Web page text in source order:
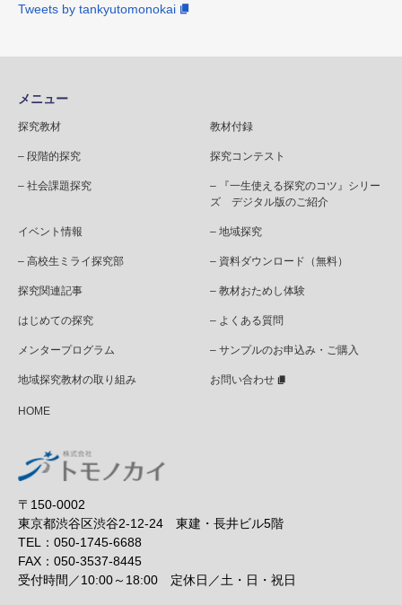
Tweets by tankyutomonokai
メニュー
探究教材 教材付録
– 段階的探究 探究コンテスト
– 社会課題探究
– 『一生使える探究のコツ』シリー
ズ デジタル版のご紹介
イベント情報 – 地域探究
– 高校生ミライ探究部 – 資料ダウンロード（無料）
探究関連記事 – 教材おためし体験
はじめての探究 – よくある質問
メンタープログラム – サンプルのお申込み・ご購入
地域探究教材の取り組み お問い合わせ
HOME
〒150-0002
東京都渋谷区渋谷2-12-24 東建・長井ビル5階
TEL：050-1745-6688
FAX：050-3537-8445
受付時間／10:00～18:00 定休日／土・日・祝日